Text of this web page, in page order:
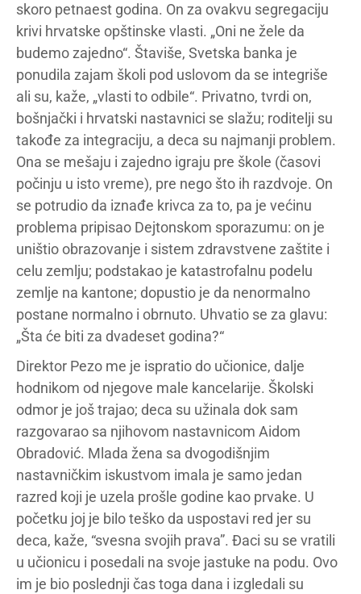
skoro petnaest godina. On za ovakvu segregaciju
krivi hrvatske opštinske vlasti. „Oni ne žele da
budemo zajedno“. Štaviše, Svetska banka je
ponudila zajam školi pod uslovom da se integriše
ali su, kaže, „vlasti to odbile“. Privatno, tvrdi on,
bošnjački i hrvatski nastavnici se slažu; roditelji su
takođe za integraciju, a deca su najmanji problem.
Ona se mešaju i zajedno igraju pre škole (časovi
počinju u isto vreme), pre nego što ih razdvoje. On
se potrudio da iznađe krivca za to, pa je većinu
problema pripisao Dejtonskom sporazumu: on je
uništio obrazovanje i sistem zdravstvene zaštite i
celu zemlju; podstakao je katastrofalnu podelu
zemlje na kantone; dopustio je da nenormalno
postane normalno i obrnuto. Uhvatio se za glavu:
„Šta će biti za dvadeset godina?“
Direktor Pezo me je ispratio do učionice, dalje
hodnikom od njegove male kancelarije. Školski
odmor je još trajao; deca su užinala dok sam
razgovarao sa njihovom nastavnicom Aidom
Obradović. Mlada žena sa dvogodišnjim
nastavničkim iskustvom imala je samo jedan
razred koji je uzela prošle godine kao prvake. U
početku joj je bilo teško da uspostavi red jer su
deca, kaže, “svesna svojih prava”. Đaci su se vratili
u učionicu i posedali na svoje jastuke na podu. Ovo
im je bio poslednji čas toga dana i izgledali su